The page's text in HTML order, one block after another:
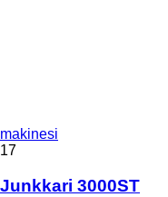
makinesi
17
Junkkari 3000ST